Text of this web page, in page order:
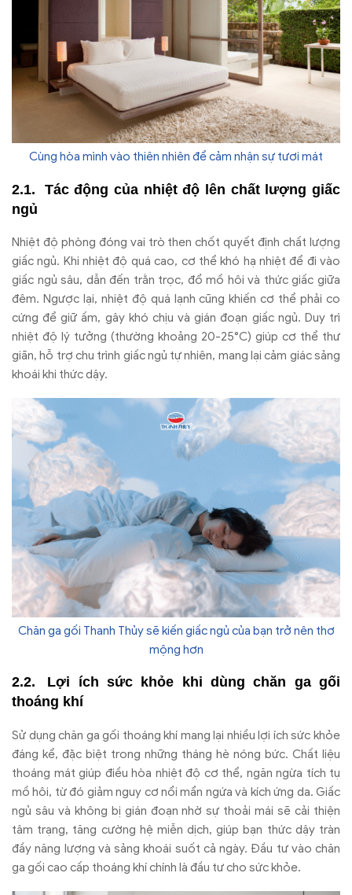
Cùng hòa mình vào thiên nhiên để cảm nhận sự tươi mát
Tác động của nhiệt độ lên chất lượng giấc
ngủ
Nhiệt độ phòng đóng vai trò then chốt quyết định chất lượng
giấc ngủ. Khi nhiệt độ quá cao, cơ thể khó hạ nhiệt để đi vào
giấc ngủ sâu, dẫn đến trằn trọc, đổ mồ hôi và thức giấc giữa
đêm. Ngược lại, nhiệt độ quá lạnh cũng khiến cơ thể phải co
cứng để giữ ấm, gây khó chịu và gián đoạn giấc ngủ. Duy trì
nhiệt độ lý tưởng (thường khoảng 20-25°C) giúp cơ thể thư
giãn, hỗ trợ chu trình giấc ngủ tự nhiên, mang lại cảm giác sảng
khoái khi thức dậy.
Chăn ga gối Thanh Thủy sẽ kiến giấc ngủ của bạn trở nên thơ
mộng hơn
Lợi ích sức khỏe khi dùng chăn ga gối
thoáng khí
Sử dụng chăn ga gối thoáng khí mang lại nhiều lợi ích sức khỏe
đáng kể, đặc biệt trong những tháng hè nóng bức. Chất liệu
thoáng mát giúp điều hòa nhiệt độ cơ thể, ngăn ngừa tích tụ
mồ hôi, từ đó giảm nguy cơ nổi mẩn ngứa và kích ứng da. Giấc
ngủ sâu và không bị gián đoạn nhờ sự thoải mái sẽ cải thiện
tâm trạng, tăng cường hệ miễn dịch, giúp bạn thức dậy tràn
đầy năng lượng và sảng khoái suốt cả ngày. Đầu tư vào chăn
ga gối cao cấp thoáng khí chính là đầu tư cho sức khỏe.